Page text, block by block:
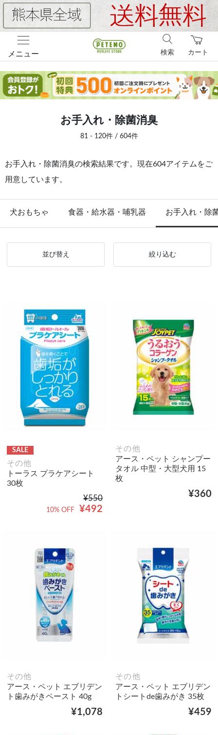
メニュー カート
検索
お手入れ・除菌消臭
81 - 120件 / 604件
お手入れ・除菌消臭の検索結果です。現在604アイテムをご
用意しています。
犬おもちゃ 食器・給水器・哺乳器 お手入れ・除
並び替え 絞り込む
SALE
その他
トーラス プラケアシート
30枚
¥550
¥492
10% OFF
その他
アース・ペット シャンプー
タオル 中型・大型犬用 15
枚
¥360
その他
アース・ペット エブリデン
ト歯みがきペースト 40g
¥1,078
その他
アース・ペット エブリデン
トシートde歯みがき 35枚
¥459